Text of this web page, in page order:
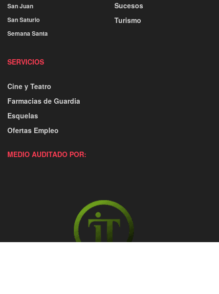
San Juan
San Saturio
Semana Santa
Sucesos
Turismo
SERVICIOS
Cine y Teatro
Farmacias de Guardia
Esquelas
Ofertas Empleo
MEDIO AUDITADO POR: